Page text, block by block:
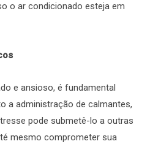
o ar condicionado esteja em
e ansioso, é fundamental
a administração de calmantes,
pode submetê-lo a outras
mesmo comprometer sua